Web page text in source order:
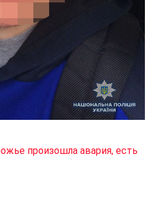
произошла авария, есть